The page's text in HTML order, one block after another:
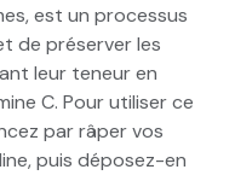
est un processus
de préserver les
leur teneur en
C. Pour utiliser ce
par râper vos
puis déposez-en